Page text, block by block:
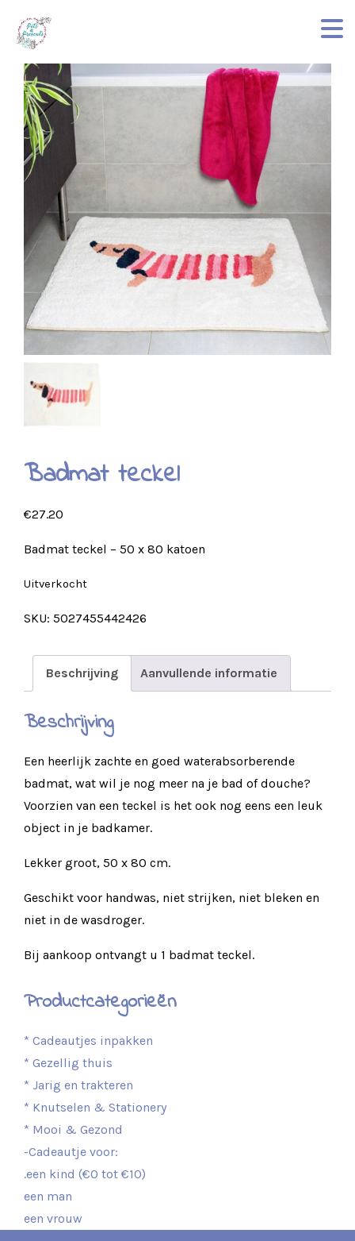
Badmat teckel
€27.20
Badmat teckel – 50 x 80 katoen
Uitverkocht
SKU: 5027455442426
Beschrijving Aanvullende informatie
Beschrijving
Een heerlijk zachte en goed waterabsorberende
badmat, wat wil je nog meer na je bad of douche?
Voorzien van een teckel is het ook nog eens een leuk
object in je badkamer.
Lekker groot, 50 x 80 cm.
Geschikt voor handwas, niet strijken, niet bleken en
niet in de wasdroger.
Bij aankoop ontvangt u 1 badmat teckel.
Productcategorieën
* Cadeautjes inpakken
* Gezellig thuis
* Jarig en trakteren
* Knutselen & Stationery
* Mooi & Gezond
-Cadeautje voor:
.een kind (€0 tot €10)
een man
een vrouw